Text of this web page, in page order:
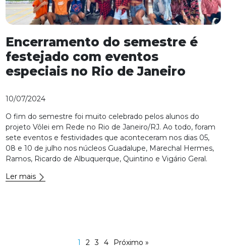
Encerramento do semestre é
festejado com eventos
especiais no Rio de Janeiro
10/07/2024
O fim do semestre foi muito celebrado pelos alunos do
projeto Vôlei em Rede no Rio de Janeiro/RJ. Ao todo, foram
sete eventos e festividades que aconteceram nos dias 05,
08 e 10 de julho nos núcleos Guadalupe, Marechal Hermes,
Ramos, Ricardo de Albuquerque, Quintino e Vigário Geral.
Ler mais
1 2 3 4 Próximo »